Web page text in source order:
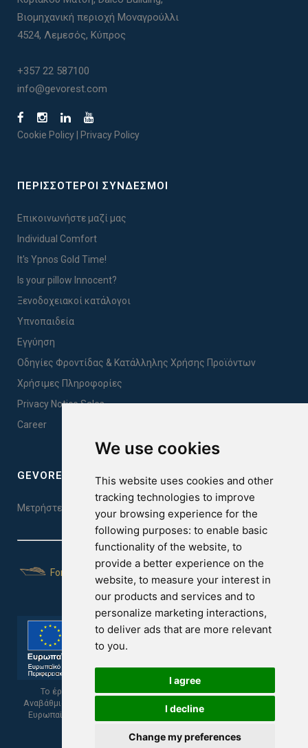
We use cookies
This website uses cookies and other
tracking technologies to improve
your browsing experience for the
following purposes: to enable basic
functionality of the website, to
provide a better experience on the
website, to measure your interest in
our products and services and to
personalize marketing interactions,
to deliver ads that are more relevant
to you.
I agree
I decline
Change my preferences
Βιομηχανική περιοχή Μοναγρούλλι
4524, Λεμεσός, Κύπρος
+357 22 587100
info@gevorest.com
Cookie Policy Privacy Policy
ΠΕΡΙΣΣΟΤΕΡΟΙ ΣΥΝΔΕΣΜΟΙ
Επικοινωνήστε μαζί μας
Individual Comfort
It's Ypnos Gold Time!
Is your pillow Innocent?
Ξενοδοχειακοί κατάλογοι
Υπνοπαιδεία
Εγγύηση
Οδηγίες Φροντίδας & Κατάλληλης Χρήσης Προϊόντων
Χρήσιμες Πληροφορίες
Privacy Notice Sales
Career
GEVOREST SLEEP QUALITY INDEX
Μετρήστε την ποιότητα του ύπνου σας. Κάντε το τεστ εδώ!
For Yachts
Το έργο υποβλήθηκε στα πλαίσια του Σχεδίου Ψηφιακής
Αναβάθμισης των Επιχειρήσεων και συγχρηματοδοτείται από το
Ευρωπαϊκό Ταμείο Περιφερειακής Ανάπτυξης και την Κυπριακή